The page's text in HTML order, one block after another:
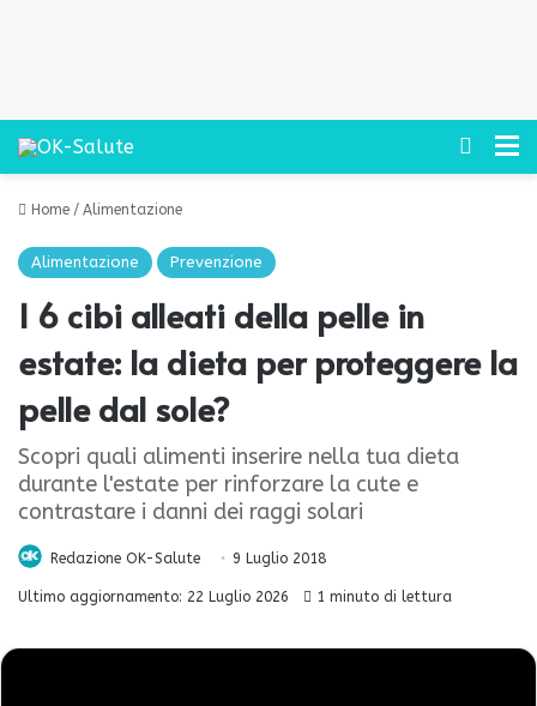
Cerca
Home / Alimentazione
Alimentazione Prevenzione
I 6 cibi alleati della pelle in
estate: la dieta per proteggere la
pelle dal sole?
Scopri quali alimenti inserire nella tua dieta
durante l'estate per rinforzare la cute e
contrastare i danni dei raggi solari
Redazione OK-Salute 9 Luglio 2018
Ultimo aggiornamento: 22 Luglio 2026 1 minuto di lettura